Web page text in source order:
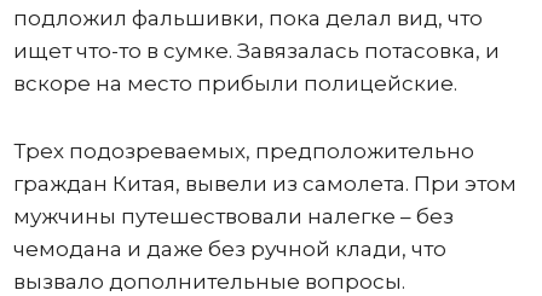
подложил фальшивки, пока делал вид, что
ищет что-то в сумке. Завязалась потасовка, и
вскоре на место прибыли полицейские.
Трех подозреваемых, предположительно
граждан Китая, вывели из самолета. При этом
мужчины путешествовали налегке – без
чемодана и даже без ручной клади, что
вызвало дополнительные вопросы.